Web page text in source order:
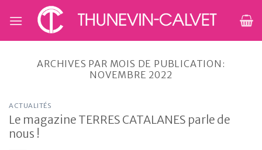
ARCHIVES PAR MOIS DE PUBLICATION:
NOVEMBRE 2022
ACTUALITÉS
Le magazine TERRES CATALANES parle de
nous !